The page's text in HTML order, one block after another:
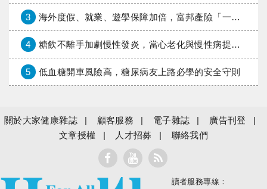
3 海外度假、就業、遊學保障加倍，富邦產險「一期逐夢」專案加碼遠距醫療與緊急救援
4 糖飲不離手加劇慢性發炎，當心老化與慢性病提早報到
5 低血糖開車風險高，糖尿病友上路必學的安全守則
關於大家健康雜誌 顧客服務 電子雜誌
廣告刊登
文章授權
人才招募 聯絡我們
大家健康
讀者服務專線：